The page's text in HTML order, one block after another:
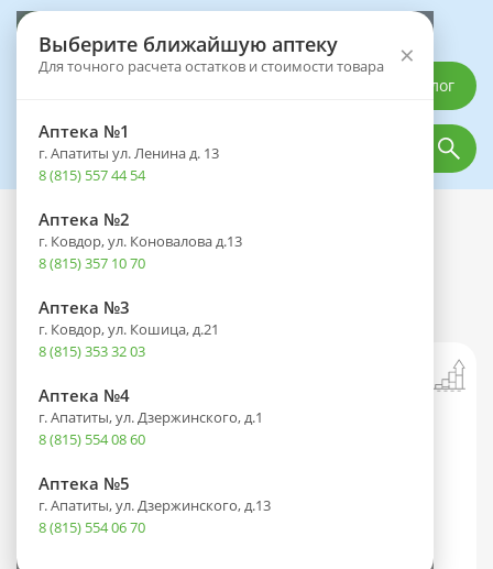
Выберите ближайшую аптеку
Для точного расчета остатков и стоимости товара ×
Аптека №1
г. Апатиты ул. Ленина д. 13
8 (815) 557 44 54
Аптека №2
г. Ковдор, ул. Коновалова д.13
8 (815) 357 10 70
Аптека №3
г. Ковдор, ул. Кошица, д.21
8 (815) 353 32 03
Аптека №4
г. Апатиты, ул. Дзержинского, д.1
8 (815) 554 08 60
Аптека №5
г. Апатиты, ул. Дзержинского, д.13
8 (815) 554 06 70
Каталог
Каталог Медицинская техника
Глюкометр Акку-Чек Инстант (Accu-
Chek Instant) с беспроводной
передачей данных